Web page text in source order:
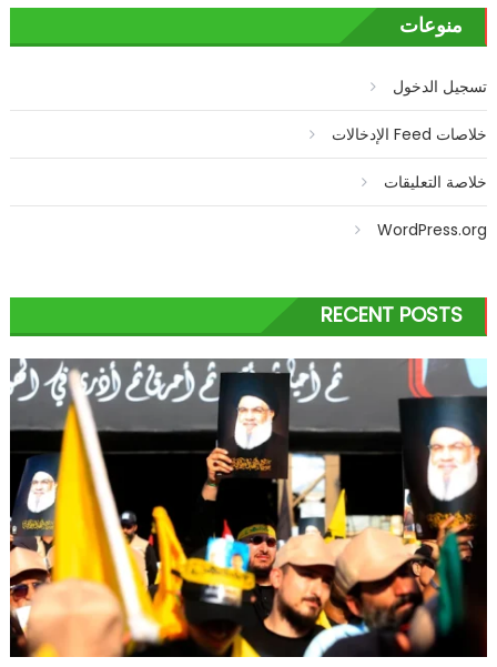
منوعات
تسجيل الدخول
خلاصات Feed الإدخالات
خلاصة التعليقات
WordPress.org
RECENT POSTS